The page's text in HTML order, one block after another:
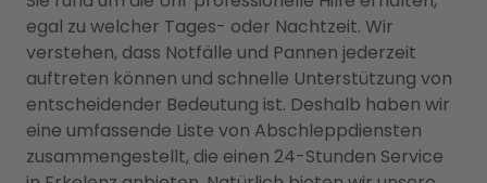
egal zu welcher Tages- oder Nachtzeit. Wir
verstehen, dass Notfälle und Pannen jederzeit
auftreten können und schnelle Unterstützung von
entscheidender Bedeutung ist. Deshalb haben wir
eine umfassende Liste von Abschleppdiensten
zusammengestellt, die einen 24-Stunden Service